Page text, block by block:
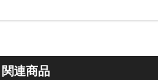
関連商品